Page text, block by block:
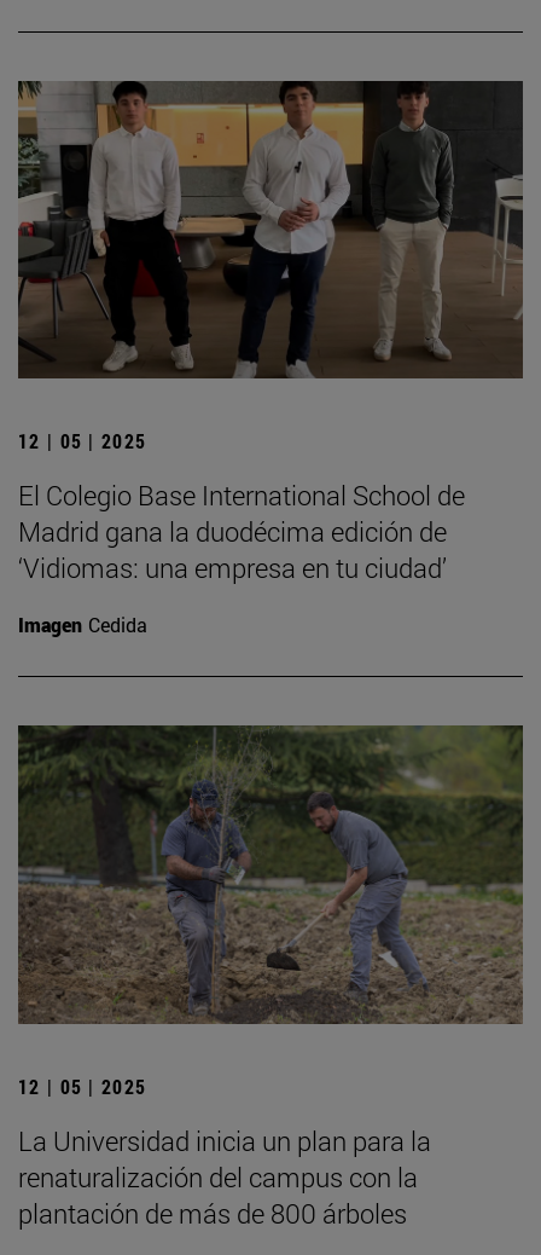
12 | 05 | 2025
El Colegio Base International School de
Madrid gana la duodécima edición de
‘Vidiomas: una empresa en tu ciudad’
Imagen Cedida
12 | 05 | 2025
La Universidad inicia un plan para la
renaturalización del campus con la
plantación de más de 800 árboles